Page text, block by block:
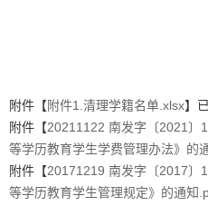
附件【附件1.清理学籍名单.xlsx】
附件【20211122 南发字〔2021〕
等学历教育学生学费管理办法》的
附件【20171219 南发字〔2017〕
等学历教育学生管理规定》的通知